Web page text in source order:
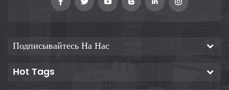
Подписывайтесь На Нас
Hot Tags